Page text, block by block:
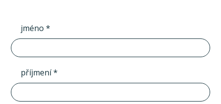
jméno *
příjmení *